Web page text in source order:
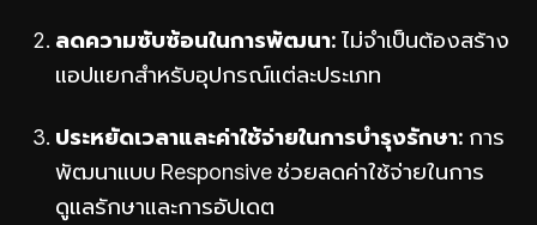
ลดความซับซ้อนในการพัฒนา: ไม่จำเป็นต้องสร้าง
แอปแยกสำหรับอุปกรณ์แต่ละประเภท
ประหยัดเวลาและค่าใช้จ่ายในการบำรุงรักษา: การ
พัฒนาแบบ Responsive ช่วยลดค่าใช้จ่ายในการ
ดูแลรักษาและการอัปเดต